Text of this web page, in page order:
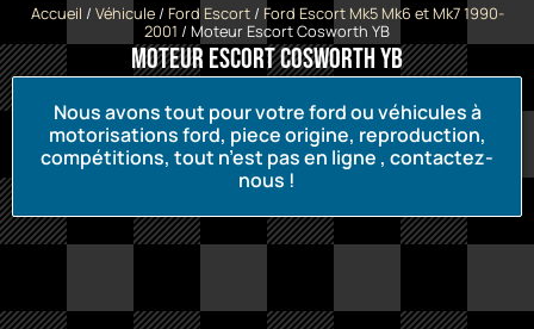
Accueil / Véhicule/ Ford Escort/ Ford Escort Mk5 Mk6 et Mk7 1990-
2001 / Moteur Escort Cosworth YB
Moteur Escort Cosworth YB
Nous avons tout pour votre ford ou véhicules à
motorisations ford, piece origine, reproduction,
compétitions, tout n’est pas en ligne , contactez-
nous !